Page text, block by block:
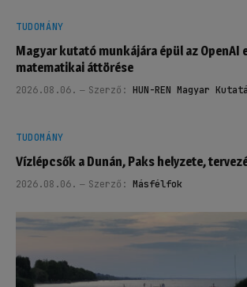
TUDOMÁNY
Magyar kutató munkájára épül az OpenAI
matematikai áttörése
2026.08.06. Szerző: HUN-REN Magyar
TUDOMÁNY
Vízlépcsők a Dunán, Paks helyzete,
2026.08.06. Szerző: Másfélfok